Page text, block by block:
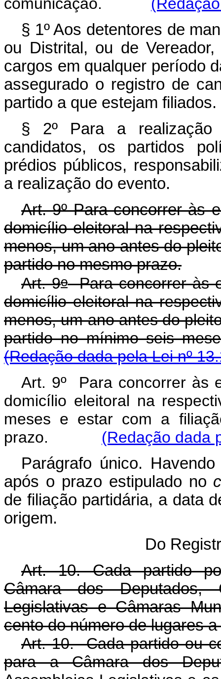
comunicação.
§ 1º Aos detentores de
ou Distrital, ou de
cargos em qualquer período
assegurado o registro de
partido a que estejam
§ 2º Para a realização
candidatos, os partidos
prédios públicos,
a realização do evento.
Art. 9º Para concorrer às
domicílio eleitoral na
menos, um ano antes do
partido no mesmo prazo.
Art. 9oPara concorrer às
domicílio eleitoral na
menos, um ano antes do
partido no mínimo seis
(Redação dada pela Lei nº
Art. 9º Para concorrer às
domicílio eleitoral na
meses e estar com a
prazo. (Redação dada
Parágrafo único.
após o prazo estipulado no
de filiação partidária, a data
origem.
Do
Art. 10. Cada partido
Câmara dos Deputados,
Legislativas e Câmaras
cento do número de lugares
Art. 10. Cada partido ou
para a Câmara dos